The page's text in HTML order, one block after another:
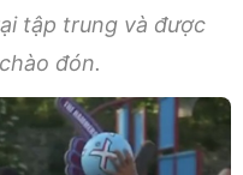
tập trung và được
đón.